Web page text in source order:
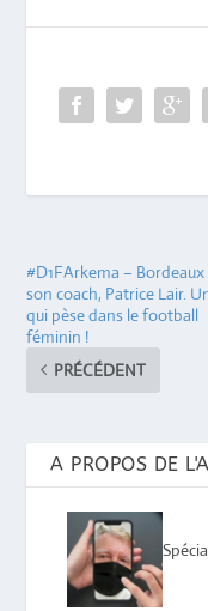
#D1FArkema –
son coach, Patrice Lair.
qui pèse dans le football
féminin !
PRÉCÉDENT
A PROPOS DE